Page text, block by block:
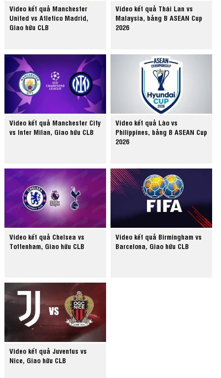
Video kết quả Manchester
United vs Atletico Madrid,
Giao hữu CLB
Video kết quả Thái Lan vs
Malaysia, bảng B ASEAN Cup
2026
Video kết quả Manchester City
vs Inter Milan, Giao hữu CLB
Video kết quả Lào vs
Philippines, bảng B ASEAN Cup
2026
Video kết quả Chelsea vs
Tottenham, Giao hữu CLB
Video kết quả Birmingham vs
Barcelona, Giao hữu CLB
Video kết quả Juventus vs
Nice, Giao hữu CLB